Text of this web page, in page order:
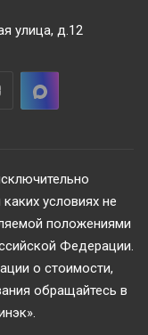
улица, д.12
условиях не
положениями
Федерации.
о стоимости,
обращайтесь в